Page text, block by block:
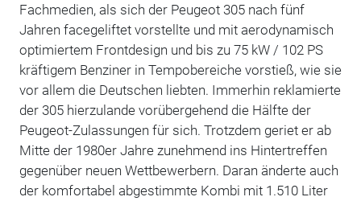
Fachmedien, als sich der Peugeot 305 nach fünf
Jahren facegeliftet vorstellte und mit aerodynamisch
optimiertem Frontdesign und bis zu 75 kW / 102 PS
kräftigem Benziner in Tempobereiche vorstieß, wie sie
vor allem die Deutschen liebten. Immerhin reklamierte
der 305 hierzulande vorübergehend die Hälfte der
Peugeot-Zulassungen für sich. Trotzdem geriet er ab
Mitte der 1980er Jahre zunehmend ins Hintertreffen
gegenüber neuen Wettbewerbern. Daran änderte auch
der komfortabel abgestimmte Kombi mit 1.510 Liter